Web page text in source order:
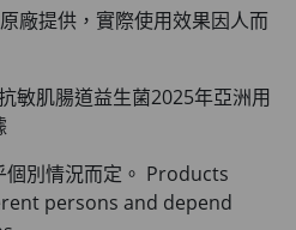
廠提供，實際使用效果因人而
敏肌腸道益生菌2025年亞洲用
個別情況而定。 Products
persons and depend